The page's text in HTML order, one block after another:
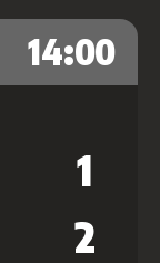
14:00
1
2